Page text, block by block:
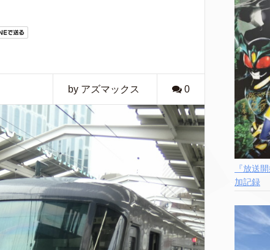
by アズマックス 0
『放送
加記録